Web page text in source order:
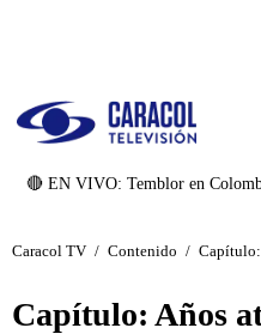
🔴 EN VIVO: Temblor en
Caracol TV / Contenido / Capítulo:
Capítulo: Años